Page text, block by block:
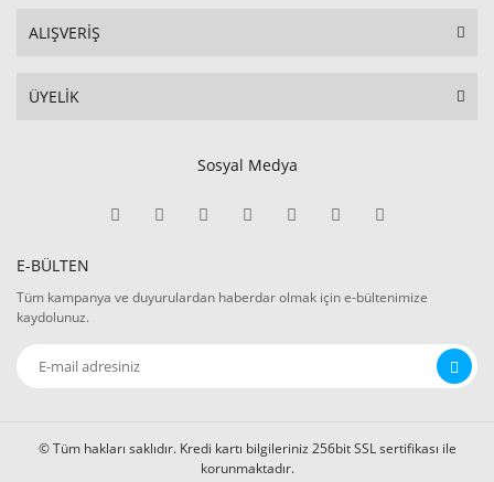
ALIŞVERİŞ
ÜYELİK
Sosyal Medya
E-BÜLTEN
Tüm kampanya ve duyurulardan haberdar olmak için e-bültenimize
kaydolunuz.
© Tüm hakları saklıdır. Kredi kartı bilgileriniz 256bit SSL sertifikası ile
korunmaktadır.